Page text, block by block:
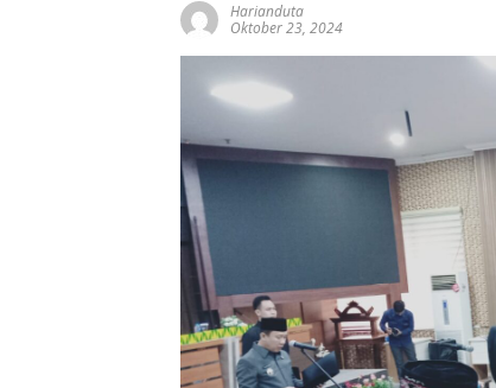
Harianduta
Oktober 23, 2024